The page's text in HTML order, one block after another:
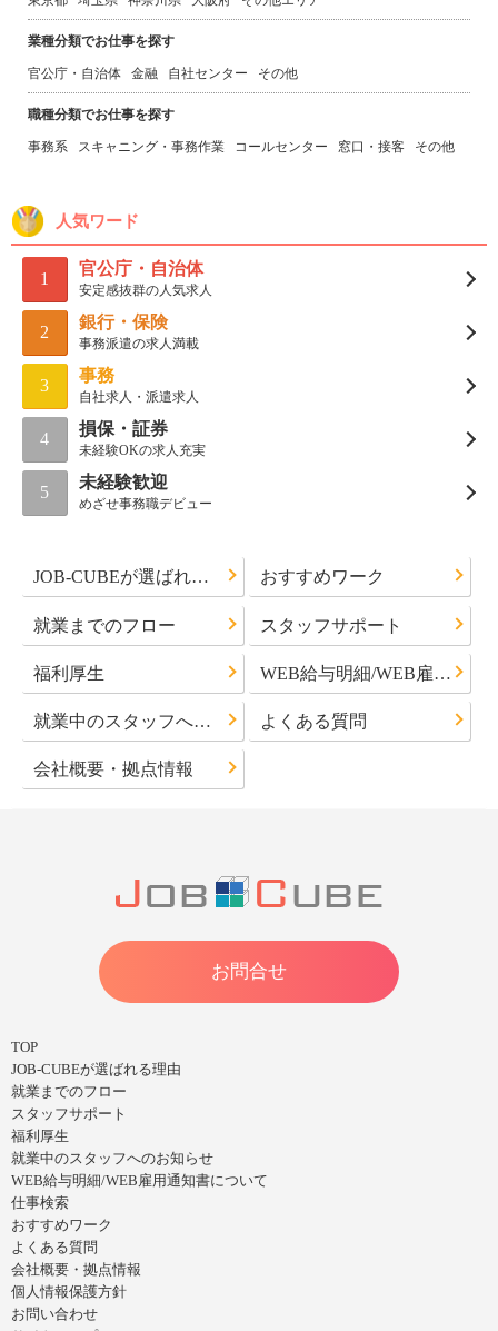
業種分類でお仕事を探す
官公庁・自治体 金融 自社センター その他
職種分類でお仕事を探す
事務系 スキャニング・事務作業 コールセンター 窓口・接客 その他
人気ワード
1
官公庁・自治体
安定感抜群の人気求人
2
銀行・保険
事務派遣の求人満載
3
事務
自社求人・派遣求人
4
損保・証券
未経験OKの求人充実
5
未経験歓迎
めざせ事務職デビュー
JOB-CUBEが選ばれる理由 おすすめワーク
就業までのフロー スタッフサポート
福利厚生 WEB給与明細/WEB雇用通知書について
就業中のスタッフへのお知らせ よくある質問
会社概要・拠点情報
お問合せ
TOP
JOB-CUBEが選ばれる理由
就業までのフロー
スタッフサポート
福利厚生
就業中のスタッフへのお知らせ
WEB給与明細/WEB雇用通知書について
仕事検索
おすすめワーク
よくある質問
会社概要・拠点情報
個人情報保護方針
お問い合わせ